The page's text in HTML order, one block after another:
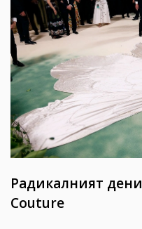
Радикалният
Couture